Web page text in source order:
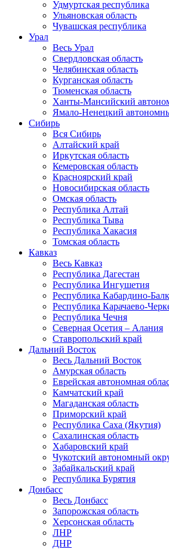
Удмуртская республика
Ульяновская область
Чувашская республика
Урал
Весь Урал
Свердловская область
Челябинская область
Курганская область
Тюменская область
Ханты-Мансийский
Ямало-Ненецкий
Сибирь
Вся Сибирь
Алтайский край
Иркутская область
Кемеровская область
Красноярский край
Новосибирская область
Омская область
Республика Алтай
Республика Тыва
Республика Хакасия
Томская область
Кавказ
Весь Кавказ
Республика Дагестан
Республика Ингушетия
Республика Кабардино-
Республика Карачаево-
Республика Чечня
Северная Осетия – Алания
Ставропольский край
Дальний Восток
Весь Дальний Восток
Амурская область
Еврейская автономная
Камчатский край
Магаданская область
Приморский край
Республика Саха (Якутия)
Сахалинская область
Хабаровский край
Чукотский автономный
Забайкальский край
Республика Бурятия
Донбасс
Весь Донбасс
Запорожская область
Херсонская область
ЛНР
ДНР